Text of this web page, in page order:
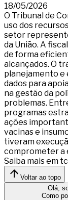
18/05/2026
O Tribunal de
uso dos
setor
da União. A
de forma
alcançados. O
planejamento e
dados para
na gestão da
problemas.
programas
ações
vacinas e
tiveram
comprometer a
Saiba mais em
Voltar ao topo
Olá,
Como